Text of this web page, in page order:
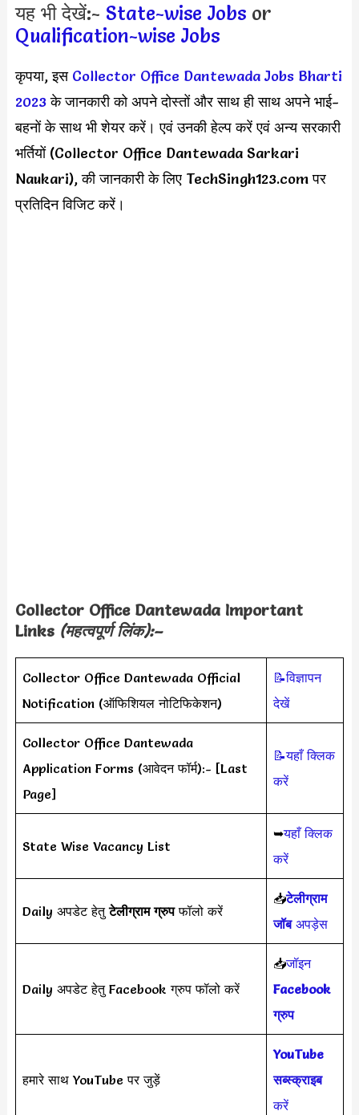
यह भी देखें:- State-wise Jobs or
Qualification-wise Jobs
कृपया, इस Collector Office Dantewada Jobs Bharti
2023के जानकारी को अपने दोस्तों और साथ ही साथ अपने भाई-
बहनों के साथ भी शेयर करें। एवं उनकी हेल्प करें एवं अन्य सरकारी
भर्तियों (Collector Office Dantewada Sarkari
Naukari), की जानकारी के लिए TechSingh123.com पर
प्रतिदिन विजिट करें।
Collector Office Dantewada Important
Links (महत्वपूर्ण लिंक):–
Collector Office Dantewada Official
Notification (ऑफिशियल नोटिफिकेशन)
📝विज्ञापन
देखें
Collector Office Dantewada
Application Forms (आवेदन फॉर्म):- [Last
Page]
📝यहाँ क्लिक
करें
State Wise Vacancy List
➥यहाँ क्लिक
करें
Daily अपडेट हेतुटेलीग्राम ग्रुपफॉलो करें
📥टेलीग्राम
जॉबअपड़ेस
Daily अपडेट हेतु Facebook ग्रुप फॉलो करें
📥जॉइन
Facebook
ग्रुप
हमारे साथ YouTube पर जुड़ें
YouTube
सब्स्क्राइब
करें